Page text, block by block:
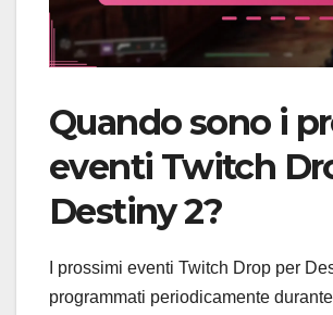
Quando sono i
eventi Twitch
Destiny 2?
I prossimi eventi Twitch Drop per
programmati periodicamente durante